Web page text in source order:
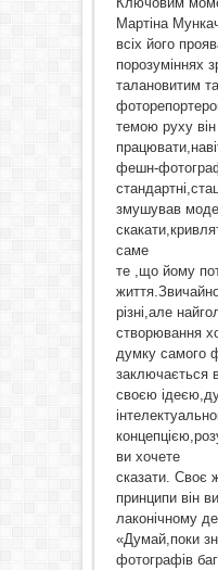
Мартіна
всіх його
порозуміннях
талановитим
темою руху
фешн-
змушував
саме
те ,що йому
різні,але
створювання
думку самого
заключається
своєю
ви хочете
сказати. Своє
принципи він
лаконічному
«Думай,поки
фотографів